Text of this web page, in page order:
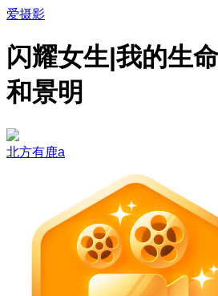
爱摄影
闪耀女生|我的生
和景明
北方有鹿a